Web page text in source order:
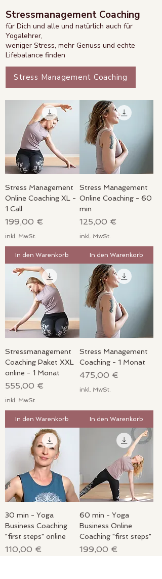
Stressmanagement Coaching
für Dich und alle und natürlich auch für
Yogalehrer,
weniger Stress, mehr Genuss und echte
Lifebalance finden​​
Stress Management Coaching
Stress Management
Online Coaching XL -
1 Call
Preis
199,00 €
inkl. MwSt.
In den Warenkorb
Stress Management
Online Coaching - 60
min
Preis
125,00 €
inkl. MwSt.
In den Warenkorb
Stressmanagement
Coaching Paket XXL
online - 1 Monat
Preis
555,00 €
inkl. MwSt.
In den Warenkorb
Stress Management
Coaching - 1 Monat
Preis
475,00 €
inkl. MwSt.
In den Warenkorb
30 min - Yoga
Business Coaching
"first steps" online
Preis
110,00 €
60 min - Yoga
Business Online
Coaching "first steps"
Preis
199,00 €